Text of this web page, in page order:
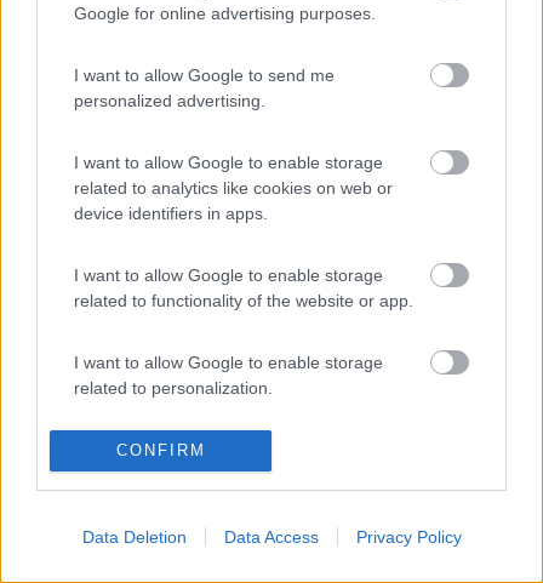
Google for online advertising purposes.
I want to allow Google to send me
personalized advertising.
I want to allow Google to enable storage
related to analytics like cookies on web or
device identifiers in apps.
I want to allow Google to enable storage
related to functionality of the website or app.
I want to allow Google to enable storage
related to personalization.
I want to allow Google to enable storage
related to security, including authentication
user protection.
CONFIRM
Data Deletion Data Access Privacy Policy
Inserito il20/12/2018 alle:21:54:12
10:15:17
Ciao, stessa meccanica. A me ha fatto un problema simile al tuo, rumore
sostituito anche l'EGR. Premesso che di meccanica nulla capisco, ti
riporto la mia esperienza. Un caro saluto. Andrea.